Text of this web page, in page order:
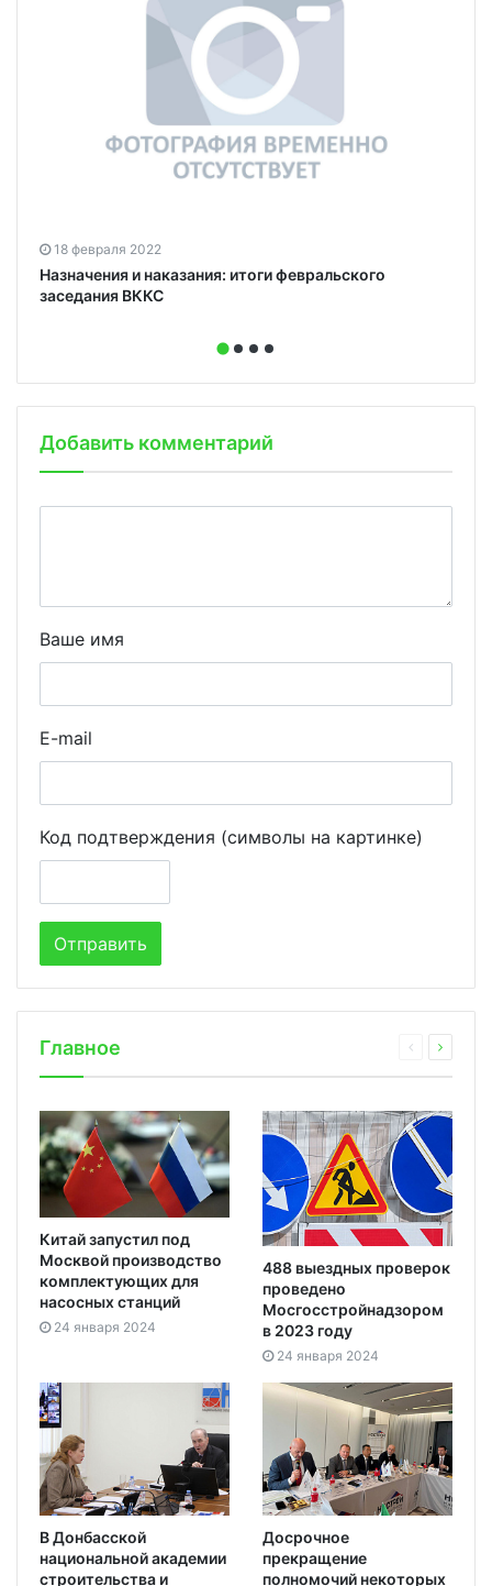
18 февраля 2022
Назначения и наказания: итоги февральского
заседания ВККС
Добавить комментарий
Ваше имя
E-mail
Код подтверждения (символы на картинке)
Главное
Китай запустил под
Москвой производство
комплектующих для
насосных станций
24 января 2024
488 выездных проверок
проведено
Мосгосстройнадзором
в 2023 году
24 января 2024
В Донбасской
национальной академии
строительства и
Досрочное
прекращение
полномочий некоторых